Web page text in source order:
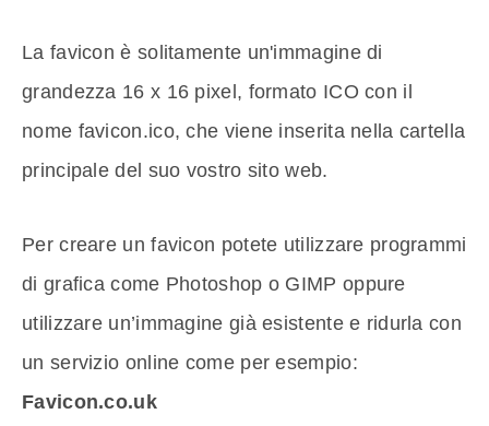
La favicon è solitamente un'immagine di
grandezza 16 x 16 pixel, formato ICO con il
nome favicon.ico, che viene inserita nella cartella
principale del suo vostro sito web.
Per creare un favicon potete utilizzare programmi
di grafica come Photoshop o GIMP oppure
utilizzare un’immagine già esistente e ridurla con
un servizio online come per esempio:
Favicon.co.uk